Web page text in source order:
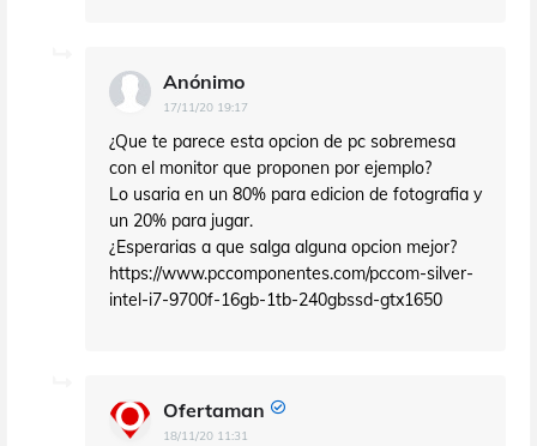
Anónimo
17/11/20 19:17
¿Que te parece esta opcion de pc sobremesa
con el monitor que proponen por ejemplo?
Lo usaria en un 80% para edicion de fotografia y
un 20% para jugar.
¿Esperarias a que salga alguna opcion mejor?
https://www.pccomponentes.com/pccom-silver-
intel-i7-9700f-16gb-1tb-240gbssd-gtx1650
Ofertaman
18/11/20 11:31